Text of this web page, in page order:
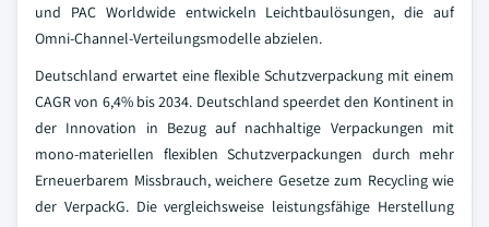
und PAC Worldwide entwickeln Leichtbaulösungen, die auf
Omni-Channel-Verteilungsmodelle abzielen.
Deutschland erwartet eine flexible Schutzverpackung mit einem
CAGR von 6,4% bis 2034. Deutschland speerdet den Kontinent in
der Innovation in Bezug auf nachhaltige Verpackungen mit
mono-materiellen flexiblen Schutzverpackungen durch mehr
Erneuerbarem Missbrauch, weichere Gesetze zum Recycling wie
der VerpackG. Die vergleichsweise leistungsfähige Herstellung